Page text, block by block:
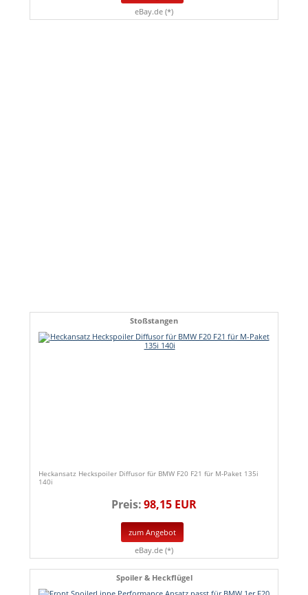
eBay.de (*)
Stoßstangen
Heckansatz Heckspoiler Diffusor für BMW F20 F21 für M-Paket 135i
140i
Preis:98,15 EUR
zum Angebot
eBay.de (*)
Spoiler & Heckflügel